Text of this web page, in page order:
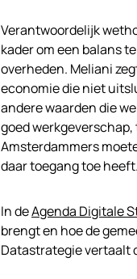
Verantwoordelijk
kader om een balans
overheden. Meliani
economie die niet
andere waarden die
goed
Amsterdammers
daar toegang toe
In deAgenda Digitale
brengt en hoe de
Datastrategie vertaalt